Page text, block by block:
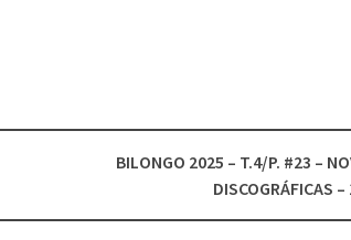
BILONGO 2025 – T.4/P. #23 –
DISCOGRÁFICAS